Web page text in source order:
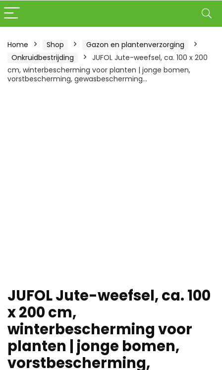
Home Shop
Gazon en plantenverzorging
Onkruidbestrijding
JUFOL Jute-weefsel, ca. 100 x 200
cm, winterbescherming voor planten | jonge bomen,
vorstbescherming, gewasbescherming…
JUFOL Jute-weefsel, ca. 100
x 200 cm,
winterbescherming voor
planten | jonge bomen,
vorstbescherming,